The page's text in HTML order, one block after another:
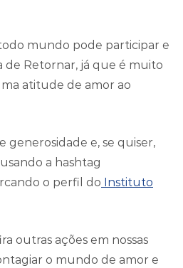
mundo pode participar e
de Retornar, já que é muito
atitude de amor ao
generosidade e, se quiser,
a hashtag
o perfil do Instituto
outras ações em nossas
o mundo de amor e